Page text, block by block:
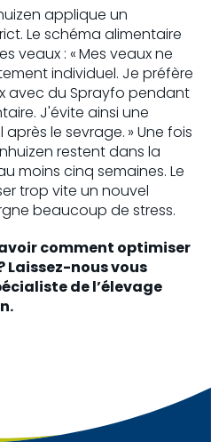
applique un
Le schéma alimentaire
veaux : « Mes veaux ne
individuel. Je préfère
avec du Sprayfo pendant
J'évite ainsi une
le sevrage. » Une fois
restent dans la
moins cinq semaines. Le
trop vite un nouvel
beaucoup de stress.
comment optimiser
Laissez-nous vous
de l’élevage